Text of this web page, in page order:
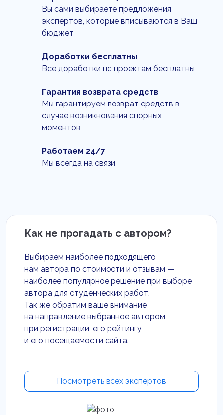
Вы сами выбираете предложения
экспертов, которые вписываются в Ваш
бюджет
Доработки бесплатны
Все доработки по проектам бесплатны
Гарантия возврата средств
Мы гарантируем возврат средств в
случае возникновения спорных
моментов
Работаем 24/7
Мы всегда на связи
Как не прогадать с автором?
Выбираем наиболее подходящего
нам автора по стоимости и отзывам —
наиболее популярное решение при выборе
автора для студенческих работ.
Так же обратим ваше внимание
на направление выбранное автором
при регистрации, его рейтингу
и его посещаемости сайта.
Посмотреть всех экспертов